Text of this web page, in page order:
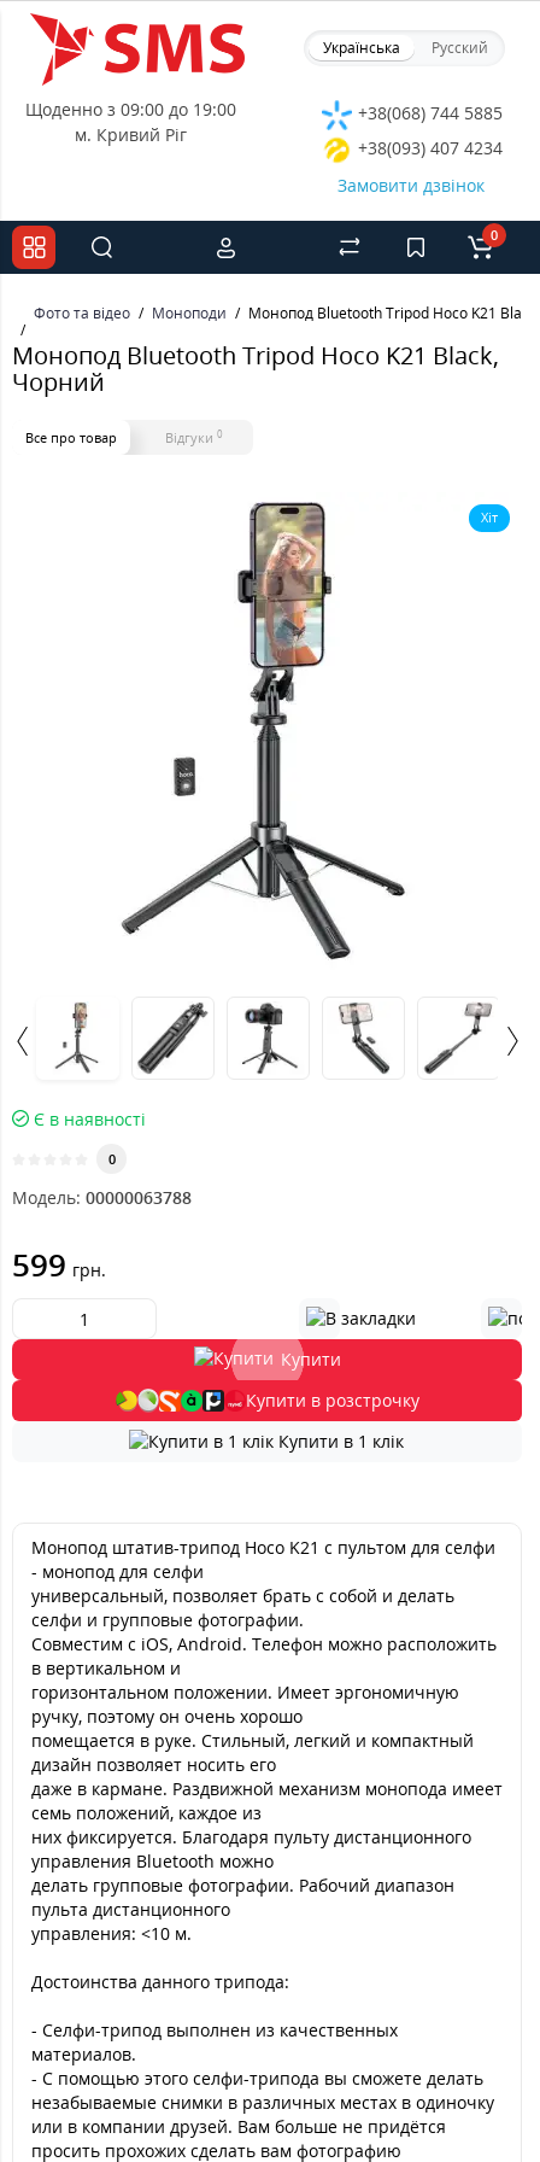
Українська Русский
Щоденно з 09:00 до 19:00
м. Кривий Ріг
+38(068) 744 5885
+38(093) 407 4234
Замовити дзвінок
0
Фото та відео Моноподи Монопод Bluetooth Tripod Hoco K21
Монопод Bluetooth Tripod Hoco K21 Black,
Чорний
Все про товар Відгуки 0
Хіт
Є в наявності
0
Модель: 00000063788
599 грн.
Купити
Купити в розстрочку
Купити в 1 клік
Монопод штатив-трипод Hoco K21 с пультом для селфи
- монопод для селфи
универсальный, позволяет брать с собой и делать
селфи и групповые фотографии.
Совместим с iOS, Android. Телефон можно расположить
в вертикальном и
горизонтальном положении. Имеет эргономичную
ручку, поэтому он очень хорошо
помещается в руке. Стильный, легкий и компактный
дизайн позволяет носить его
даже в кармане. Раздвижной механизм монопода имеет
семь положений, каждое из
них фиксируется. Благодаря пульту дистанционного
управления Bluetooth можно
делать групповые фотографии. Рабочий диапазон
пульта дистанционного
управления: <10 м.
Достоинства данного трипода:
- Селфи-трипод выполнен из качественных
материалов.
- С помощью этого селфи-трипода вы сможете делать
незабываемые снимки в различных местах в одиночку
или в компании друзей. Вам больше не придётся
просить прохожих сделать вам фотографию